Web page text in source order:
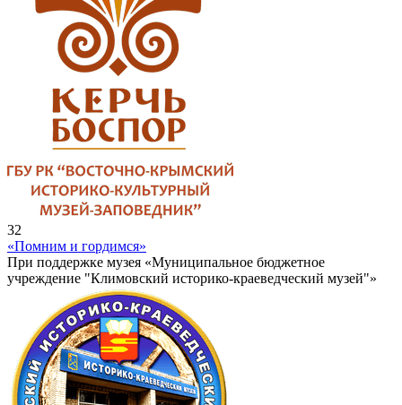
32
«Помним и гордимся»
При поддержке музея «Муниципальное бюджетное
учреждение "Климовский историко-краеведческий музей"»